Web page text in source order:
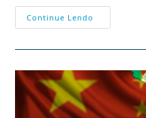
Continue Lendo
Eleitoral
Triunfo
Exemplo
Para
Nossos
Dias